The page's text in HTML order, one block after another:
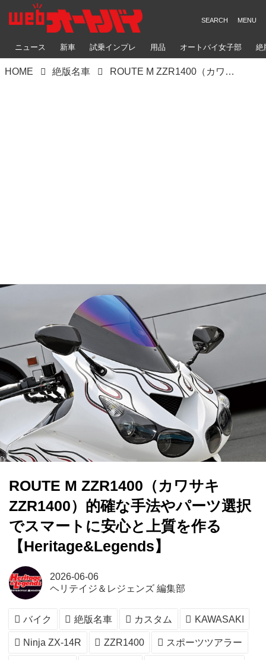
ニュース 新車 試乗インプレ 用品 オートバイ女子部 絶
HOME 絶版名車 ROUTE M ZZR1400（カワサキ ZZR1400）的確な手法やパーツ選択でスマートに安心と上質を作る【Heritage&Legends】
ROUTE M ZZR1400（カワサキ
ZZR1400）的確な手法やパーツ選択
でスマートに安心と上質を作る
【Heritage&Legends】
2026-06-06
ヘリテイジ＆レジェンズ 編集部
バイク 絶版名車 カスタム KAWASAKI
Ninja ZX-14R ZZR1400 スポーツツアラー